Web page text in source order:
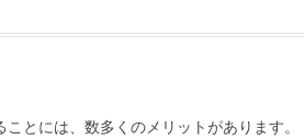
とには、数多くのメリットがあります。